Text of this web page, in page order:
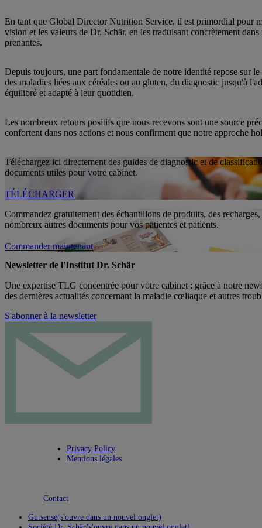
En tant que Global Director Nutrition Service, il est primordial pour
vision et les valeurs de Dr. Schär, en les traduisant concrètement dans
prenantes.
Depuis toujours, une part fondamentale de notre identité repose sur
des maladies liées aux céréales ou au gluten, du diagnostic jusqu'à
équilibré et adapté à leur quotidien.
Les nombreux retours positifs que nous recevons sont une source
confortent dans nos actions et nous confirment que notre approche
Téléchargez ici directement des guides de diagnostic et de
documents utiles pour votre cabinet.
TÉLÉCHARGER
Commandez gratuitement des échantillons de produits, des
nombreux autres documents pour vos patientes et patients.
Commander maintenant
Newsletter de l'Institut Dr. Schär
Une expertise TLG concentrée pour votre cabinet : grâce à notre
des dernières actualités concernant la maladie cœliaque et autres
S'abonner à la newsletter
Privacy Policy
Mentions légales
Contact
Gutsense(s'ouvre dans un nouvel onglet)